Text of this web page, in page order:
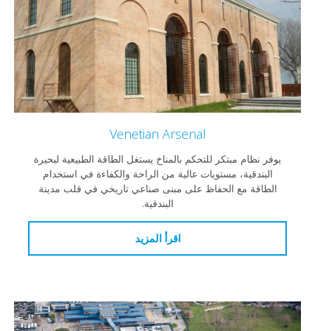
Venetian Arsenal
يوفر نظام مبتكر للتحكم بالمناخ يستغل الطاقة الطبيعية لبحيرة
البندقية، مستويات عالية من الراحة والكفاءة في استخدام
الطاقة مع الحفاظ على مبنى صناعي تاريخي في قلب مدينة
البندقية.
اقرأ المزيد